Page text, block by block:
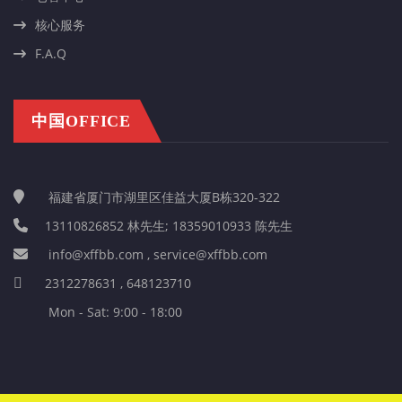
核心服务
F.A.Q
中国OFFICE
福建省厦门市湖里区佳益大厦B栋320-322
13110826852 林先生; 18359010933 陈先生
info@xffbb.com , service@xffbb.com
2312278631 , 648123710
Mon - Sat: 9:00 - 18:00